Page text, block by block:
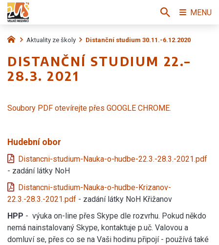
Aktuality ze školy Distanční studium 30.11.-6.12.2020
DISTANČNÍ STUDIUM 22.–
28.3. 2021
Soubory PDF otevírejte přes GOOGLE CHROME.
Hudební obor
Distancni-studium-Nauka-o-hudbe-22.3.-28.3.-2021.pdf
- zadání látky NoH
Distancni-studium-Nauka-o-hudbe-Krizanov-
22.3.-28.3.-2021.pdf - zadání látky NoH Křižanov
HPP - výuka on-line přes Skype dle rozvrhu. Pokud někdo
nemá nainstalovaný Skype, kontaktuje p.uč. Valovou a
domluví se, přes co se na Vaši hodinu připojí - používá také
MENU